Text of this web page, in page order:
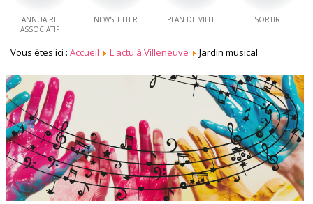
ANNUAIRE
ASSOCIATIF
NEWSLETTER PLAN DE VILLE SORTIR
Vous êtes ici :Accueil L'actu à Villeneuve Jardin musical